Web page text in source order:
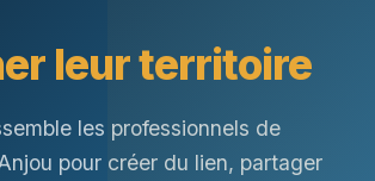
leur territoire
les professionnels de
pour créer du lien, partager